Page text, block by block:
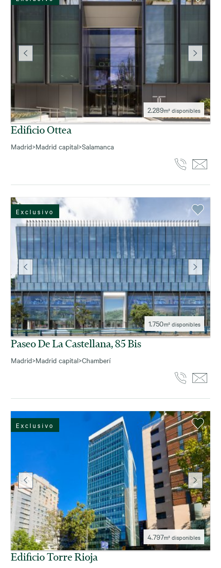
2.289m² disponibles
Edificio Ottea
Madrid>Madrid capital>Salamanca
1.750m² disponibles
Exclusivo
Paseo De La Castellana, 85 Bis
Madrid>Madrid capital>Chamberí
4.797m² disponibles
Exclusivo
Edificio Torre Rioja